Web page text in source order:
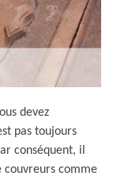
devez
pas toujours
conséquent, il
couvreurs comme